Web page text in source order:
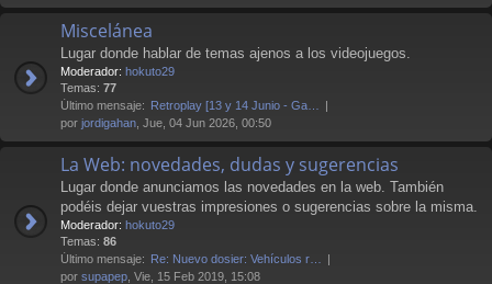
Miscelánea
Lugar donde hablar de temas ajenos a los videojuegos.
Moderador: hokuto29
Temas: 77
Último mensaje: Retroplay [13 y 14 Junio - Ga…
por jordigahan , Jue, 04 Jun 2026, 00:50
La Web: novedades, dudas y sugerencias
Lugar donde anunciamos las novedades en la web. También
podéis dejar vuestras impresiones o sugerencias sobre la misma.
Moderador: hokuto29
Temas: 86
Último mensaje: Re: Nuevo dosier: Vehículos r…
por supapep , Vie, 15 Feb 2019, 15:08